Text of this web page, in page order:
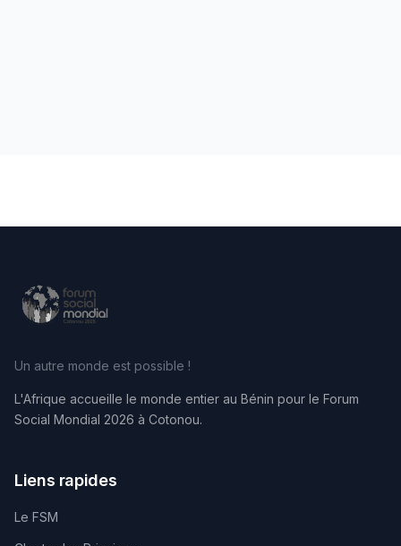
Un autre monde est possible !
L'Afrique accueille le monde entier au Bénin pour le Forum
Social Mondial 2026 à Cotonou.
Liens rapides
Le FSM